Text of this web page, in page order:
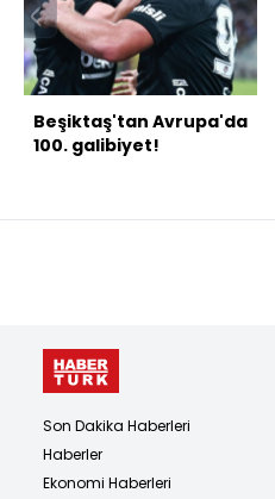
Beşiktaş'tan Avrupa'da
100. galibiyet!
Son Dakika Haberleri
Haberler
Ekonomi Haberleri